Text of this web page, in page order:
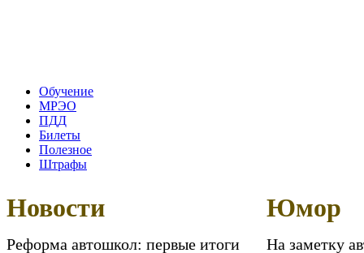
Обучение
МРЭО
ПДД
Билеты
Полезное
Штрафы
Новости
Реформа автошкол: первые итоги
Юмор
На заметку